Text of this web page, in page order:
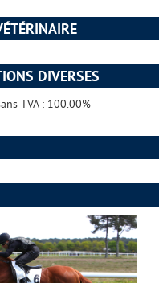
DIVERSES
TVA : 100.00%